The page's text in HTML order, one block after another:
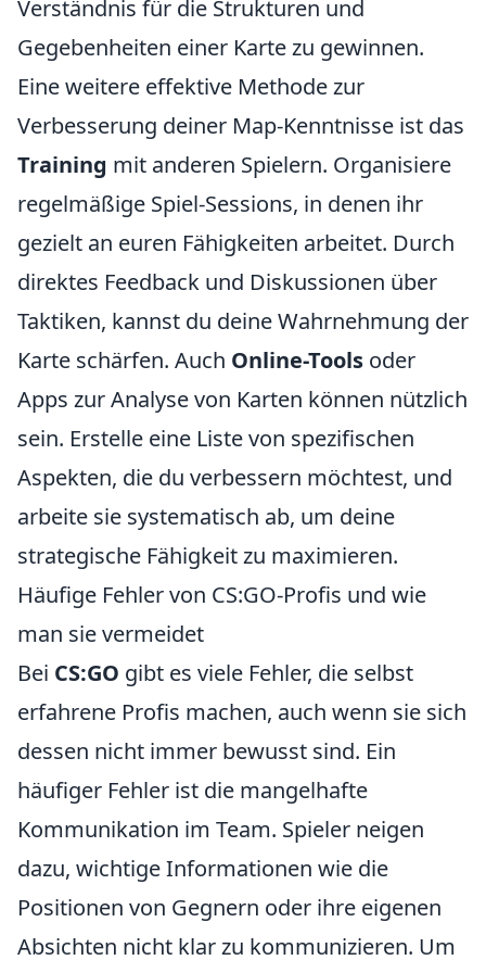
Verständnis für die Strukturen und
Gegebenheiten einer Karte zu gewinnen.
Eine weitere effektive Methode zur
Verbesserung deiner Map-Kenntnisse ist das
Training mit anderen Spielern. Organisiere
regelmäßige Spiel-Sessions, in denen ihr
gezielt an euren Fähigkeiten arbeitet. Durch
direktes Feedback und Diskussionen über
Taktiken, kannst du deine Wahrnehmung der
Karte schärfen. Auch Online-Tools oder
Apps zur Analyse von Karten können nützlich
sein. Erstelle eine Liste von spezifischen
Aspekten, die du verbessern möchtest, und
arbeite sie systematisch ab, um deine
strategische Fähigkeit zu maximieren.
Häufige Fehler von CS:GO-Profis und wie
man sie vermeidet
Bei CS:GO gibt es viele Fehler, die selbst
erfahrene Profis machen, auch wenn sie sich
dessen nicht immer bewusst sind. Ein
häufiger Fehler ist die mangelhafte
Kommunikation im Team. Spieler neigen
dazu, wichtige Informationen wie die
Positionen von Gegnern oder ihre eigenen
Absichten nicht klar zu kommunizieren. Um